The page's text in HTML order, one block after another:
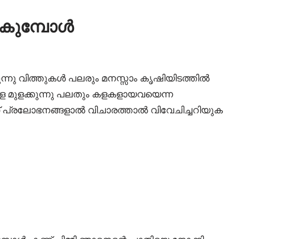
വിത്തുകൾ പലരും മനസ്സാം കൃഷിയിടത്തിൽ
മുളക്കുന്നു പലതും കളകളായവയെന്ന
വിചാരത്താൽ വിവേചിച്ചറിയുക